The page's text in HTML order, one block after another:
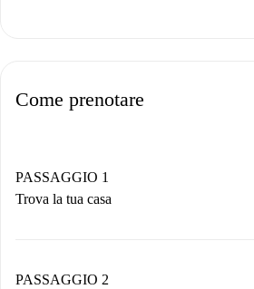
Come prenotare
PASSAGGIO 1
Trova la tua casa
Hai tutte le informazioni necessarie
PASSAGGIO 2